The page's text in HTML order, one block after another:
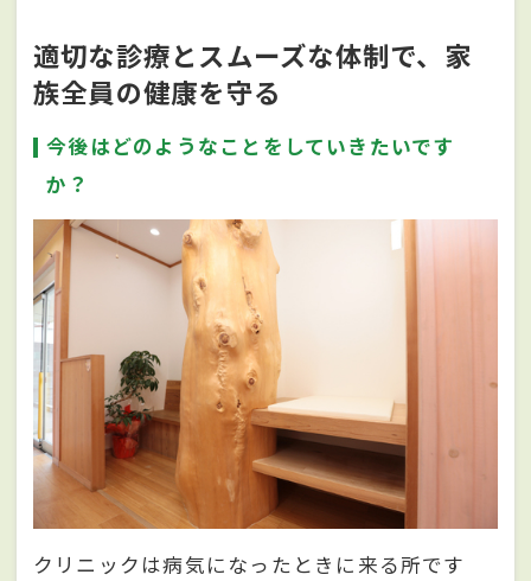
適切な診療とスムーズな体制で、家
族全員の健康を守る
今後はどのようなことをしていきたいです
か？
クリニックは病気になったときに来る所です